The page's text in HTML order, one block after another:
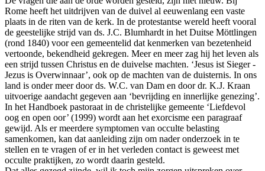
Rome heeft het uitdrijven van de duivel al eeuwenlang een vaste
plaats in de riten van de kerk. In de protestantse wereld heeft vooral
de geestelijke strijd van ds. J.C. Blumhardt in het Duitse Möttlingen
(rond 1840) voor een gemeentelid dat kenmerken van bezetenheid
vertoonde, bekendheid gekregen. Meer en meer zag hij het leven als
een strijd tussen Christus en de duivelse machten. ‘Jesus ist Sieger -
Jezus is Overwinnaar’, ook op de machten van de duisternis. In ons
land is onder meer door ds. W.C. van Dam en door dr. K.J. Kraan
uitvoerige aandacht gegeven aan ‘bevrijding en innerlijke genezing’.
In het Handboek pastoraat in de christelijke gemeente ‘Liefdevol
oog en open oor’ (1999) wordt aan het exorcisme een paragraaf
gewijd. Als er meerdere symptomen van occulte belasting
samenkomen, kan dat aanleiding zijn om nader onderzoek in te
stellen en te vragen of er in het verleden contact is geweest met
occulte praktijken, zo wordt daarin gesteld.